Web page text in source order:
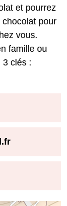
et pourrez
pour
vous.
famille ou
3 clés :